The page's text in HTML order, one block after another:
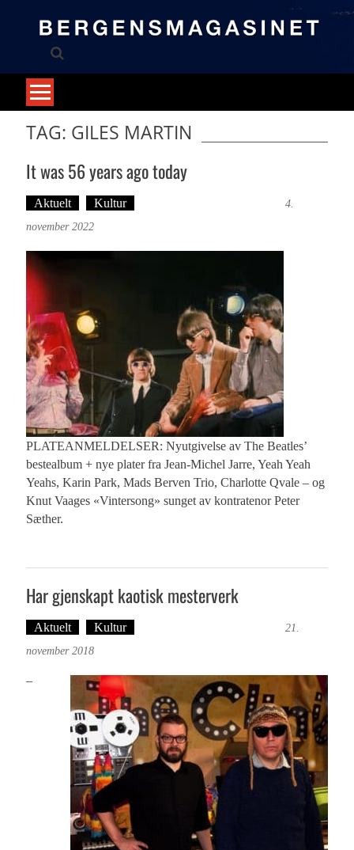
TAG: GILES MARTIN
It was 56 years ago today
Aktuelt Kultur
4.
november 2022
PLATEANMELDELSER: Nyutgivelse av The Beatles’
bestealbum + nye plater fra Jean-Michel Jarre, Yeah Yeah
Yeahs, Karin Park, Mads Berven Trio, Charlotte Qvale – og
Knut Vaages «Vintersong» sunget av kontratenor Peter
Sæther.
Har gjenskapt kaotisk mesterverk
Aktuelt Kultur
21.
november 2018
–